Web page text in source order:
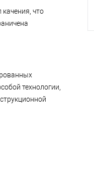
что
технологии,